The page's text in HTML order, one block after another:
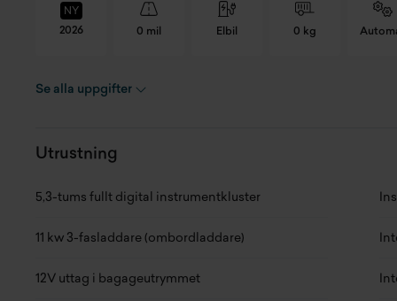
NY
2026
0 mil Elbil 0 kg
Modellår
Se alla uppgifter
Utrustning
5,3-tums fullt digital instrumentkluster
11 kw 3-fasladdare (ombordladdare)
12V uttag i bagageutrymmet